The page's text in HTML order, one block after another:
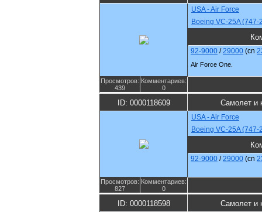
USA - Air Force
Boeing VC-25A (747-
92-9000 /29000 (cn
Air Force One.
Просмотров:
439
Комментариев:
0
ID: 0000118609 Самолет и
USA - Air Force
Boeing VC-25A (747-
92-9000 /29000 (cn
Просмотров:
827
Комментариев:
0
ID: 0000118598 Самолет и